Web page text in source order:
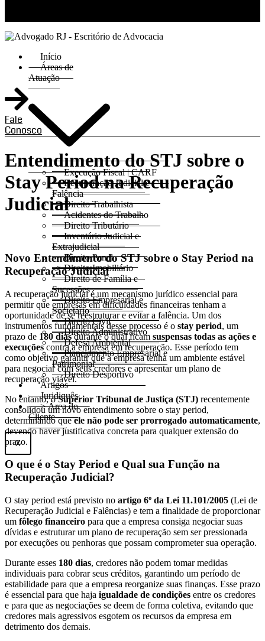
Início
Áreas de
Atuação
Execução Fiscal | CARF
Recuperação Judicial e
Falência
Direito Trabalhista
Acidentes do Trabalho
Direito Tributário
Inventário Judicial e
Extrajudicial
Direito Penal
Direito Imobiliário
Direito de Família e
Sucessões
Direito Empresarial e
Societário
Direito Civil
Direito Administrativo
Defesa Ambiental
Planejamento Empresarial e
Patrimonial
Direito Desportivo
Artigos
Juridiquês
> Área do
Cliente
X
Fale
Conosco
Entendimento do STJ sobre o
Stay Period na Recuperação
Judicial
Novo Entendimento do STJ sobre o Stay Period na
Recuperação Judicial
A recuperação judicial é um mecanismo jurídico essencial para
permitir que empresas em dificuldades financeiras tenham a
oportunidade de se reestruturar e evitar a falência. Um dos
instrumentos fundamentais desse processo é o stay period, um
prazo de 180 diasdurante o qual ficam suspensas todas as ações e
execuçõescontra a empresa em recuperação. Esse período tem
como objetivo garantir que a empresa tenha um ambiente estável
para negociar com seus credores e apresentar um plano de
recuperação viável.
No entanto, oSuperior Tribunal de Justiça (STJ) recentemente
consolidou um novo entendimento sobre o stay period,
determinando queele não pode ser prorrogado automaticamente,
devendo haver justificativa concreta para qualquer extensão do
prazo.
O que é o Stay Period e Qual sua Função na
Recuperação Judicial?
O stay period está previsto no artigo 6º da Lei 11.101/2005 (Lei de
Recuperação Judicial e Falências) e tem a finalidade de proporcionar
um fôlego financeiro para que a empresa consiga negociar suas
dívidas e estruturar um plano de recuperação sem ser pressionada
por execuções ou penhoras que possam comprometer sua operação.
Durante esses 180 dias, credores não podem tomar medidas
individuais para cobrar seus créditos, garantindo um período de
estabilidade para que a empresa reorganize suas finanças. Esse prazo
é essencial para que haja igualdade de condições entre os credores
e para que as negociações se deem de forma coletiva, evitando que
credores mais agressivos esgotem os recursos da empresa em
detrimento dos demais.